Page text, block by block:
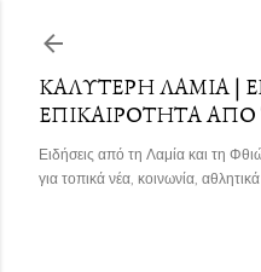
ΚΑΛΎΤΕΡΗ ΛΑΜΊΑ |
ΕΠΙΚΑΙΡΌΤΗΤΑ
Ειδήσεις από τη Λαμία και τη
για τοπικά νέα, κοινωνία, αθλητικά